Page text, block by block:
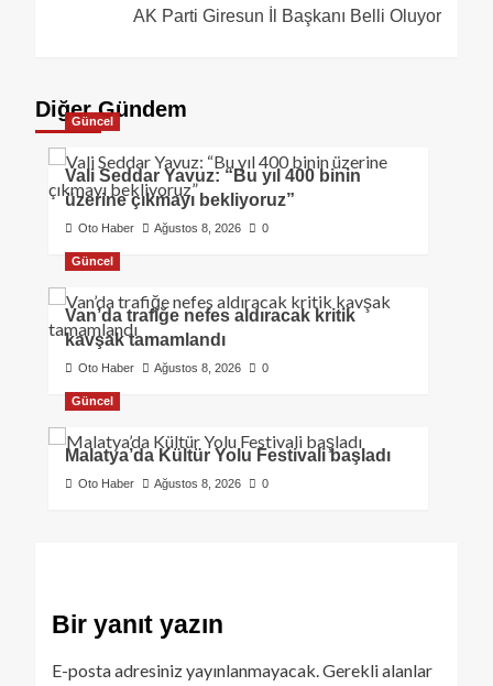
AK Parti Giresun İl Başkanı Belli Oluyor
Diğer Gündem
Güncel
Vali Seddar Yavuz: “Bu yıl 400 binin
üzerine çıkmayı bekliyoruz”
Oto Haber Ağustos 8, 2026 0
Güncel
Van’da trafiğe nefes aldıracak kritik
kavşak tamamlandı
Oto Haber Ağustos 8, 2026 0
Güncel
Malatya’da Kültür Yolu Festivali başladı
Oto Haber Ağustos 8, 2026 0
Bir yanıt yazın
E-posta adresiniz yayınlanmayacak.Gerekli alanlar